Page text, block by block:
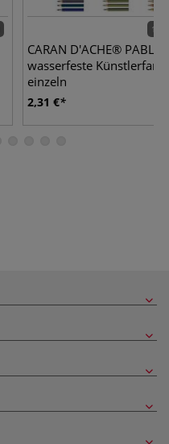
120
CARAN D'ACHE®
wasserfeste
einzeln
2,31 €